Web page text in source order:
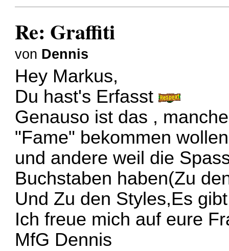
Re: Graffiti
von Dennis
Hey Markus,
Du hast's Erfasst
Genauso ist das ,
"Fame" bekommen
und andere weil die
Buchstaben haben(Zu
Und Zu den Styles,Es
Ich freue mich auf eure
MfG Dennis